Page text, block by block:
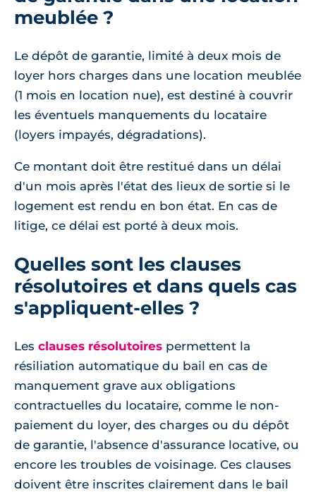
meublée ?
Le dépôt de garantie, limité à deux mois de
loyer hors charges dans une location meublée
(1 mois en location nue), est destiné à couvrir
les éventuels manquements du locataire
(loyers impayés, dégradations).
Ce montant doit être restitué dans un délai
d'un mois après l'état des lieux de sortie si le
logement est rendu en bon état. En cas de
litige, ce délai est porté à deux mois.
Quelles sont les clauses
résolutoires et dans quels cas
s'appliquent-elles ?
Les clauses résolutoires permettent la
résiliation automatique du bail en cas de
manquement grave aux obligations
contractuelles du locataire, comme le non-
paiement du loyer, des charges ou du dépôt
de garantie, l'absence d'assurance locative, ou
encore les troubles de voisinage. Ces clauses
doivent être inscrites clairement dans le bail